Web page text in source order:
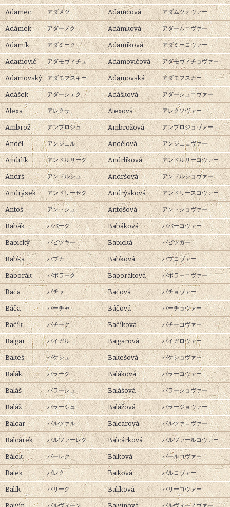
Adamec アダメツ Adamcová アダムツォヴァー
Adámek アダーメク Adámková アダームコヴァー
Adamík アダミーク Adamíková アダミーコヴァー
Adamovič アダモヴィチュ Adamovičová アダモヴィチョヴァー
Adamovský アダモフスキー Adamovská アダモフスカー
Adášek アダーシェク Adášková アダーシュコヴァー
Alexa アレクサ Alexová アレクソヴァー
Ambrož アンブロシュ Ambrožová アンブロジョヴァー
Anděl アンジェル Andělová アンジェロヴァー
Andrlík アンドルリーク Andrlíková アンドルリーコヴァー
Andrš アンドルシュ Andršová アンドルショヴァー
Andrýsek アンドリーセク Andrýsková アンドリースコヴァー
Antoš アントシュ Antošová アントショヴァー
Babák ババーク Babáková ババーコヴァー
Babický バビツキー Babická バビツカー
Babka バプカ Babková バプコヴァー
Baborák バボラーク Baboráková バボラーコヴァー
Bača バチャ Bačová バチョヴァー
Báča バーチャ Báčová バーチョヴァー
Bačík バチーク Bačíková バチーコヴァー
Bajgar バイガル Bajgarová バイガロヴァー
Bakeš バケシュ Bakešová バケショヴァー
Balák バラーク Baláková バラーコヴァー
Baláš バラーシュ Balášová バラーショヴァー
Baláž バラーシュ Balážová バラージョヴァー
Balcar バルツァル Balcarová バルツァロヴァー
Balcárek バルツァーレク Balcárková バルツァールコヴァー
Bálek バーレク Bálková バールコヴァー
Balek バレク Balková バルコヴァー
Balík バリーク Balíková バリーコヴァー
バルヴィーン バルヴィーノヴァー